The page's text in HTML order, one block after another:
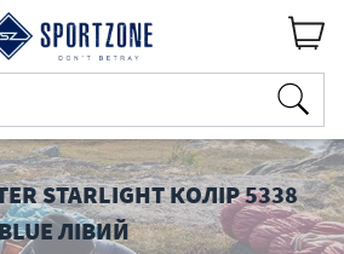
STARLIGHT КОЛІР 5338
ЛІВИЙ